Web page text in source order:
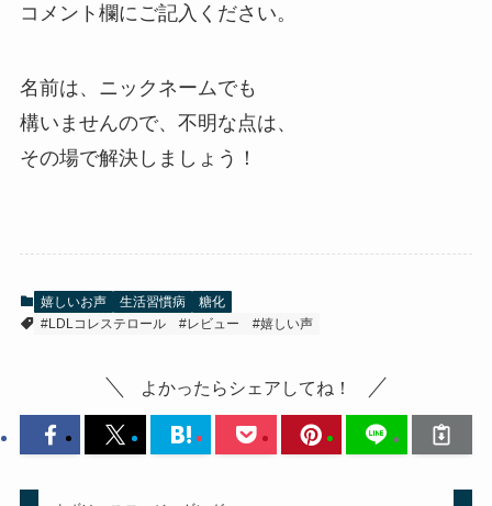
コメント欄にご記入ください。
名前は、ニックネームでも
構いませんので、不明な点は、
その場で解決しましょう！
嬉しいお声 生活習慣病
糖化
#LDLコレステロール
#レビュー #嬉しい声
よかったらシェアしてね！